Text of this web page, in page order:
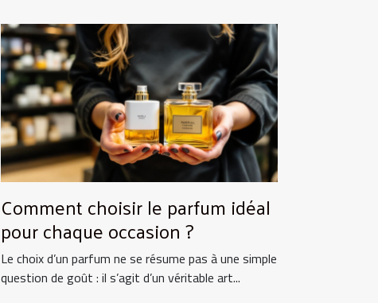
Comment choisir le parfum idéal
pour chaque occasion ?
Le choix d’un parfum ne se résume pas à une simple
question de goût : il s’agit d’un véritable art...